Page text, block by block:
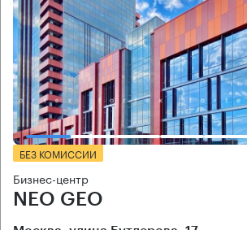
БЕЗ КОМИССИИ
Бизнес-центр
NEO GEO